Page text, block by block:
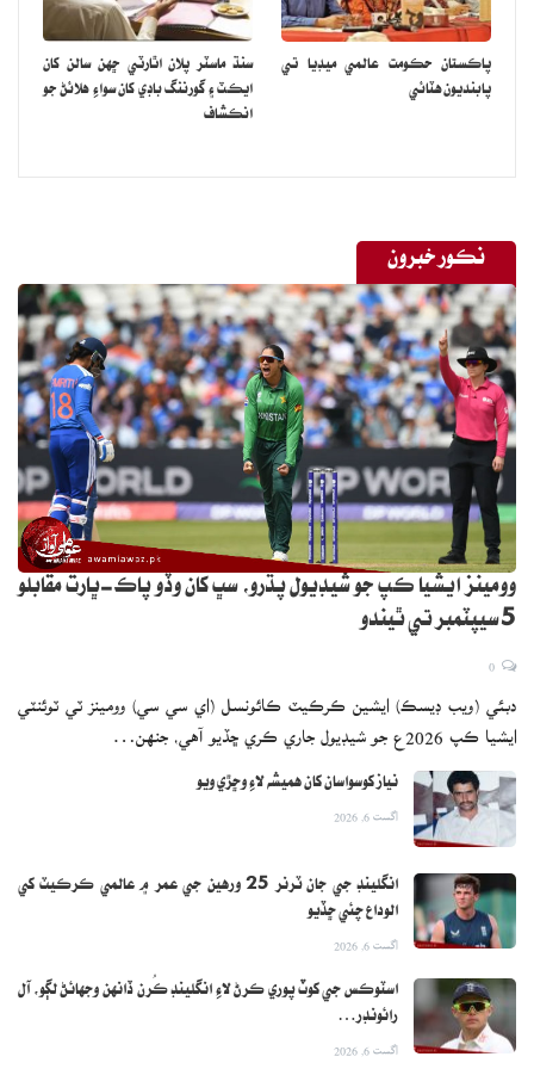
پاڪستان حڪومت عالمي ميڊيا تي
پابنديون هٽائي
سنڌ ماسٽر پلان اٿارٽي ڇهن سالن کان
ايڪٽ ۽ گورننگ باڊي کان سواءِ هلائڻ جو
انڪشاف
نڪور خبرون
وومينز ايشيا ڪپ جو شيڊيول پڌرو، سڀ کان وڏو پاڪ-ڀارت مقابلو
5 سيپٽمبر تي ٿيندو
دبئي (ويب ڊيسڪ) ايشين ڪرڪيٽ ڪائونسل (اي سي سي) وومينز ٽي ٽوئنٽي
ايشيا ڪپ 2026ع جو شيڊيول جاري ڪري ڇڏيو آهي، جنهن…
نياز کوسواسان کان هميشه لاءِ وڇڙي ويو
اگست 6, 2026
انگلينڊ جي جان ٽرنر 25 ورهين جي عمر ۾ عالمي ڪرڪيٽ کي
الوداع چئي ڇڏيو
اگست 6, 2026
اسٽوڪس جي کوٽ پوري ڪرڻ لاءِ انگلينڊ ڪُرن ڏانهن وجهائڻ لڳو، آل
رائونڊر…
اگست 6, 2026